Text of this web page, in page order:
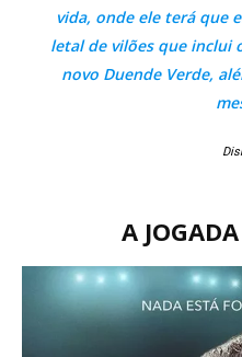
vida, onde ele terá que
letal de vilões que inclui
novo Duende Verde,
A